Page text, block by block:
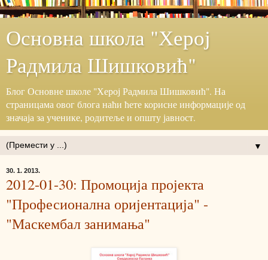
Основна школа "Херој
Радмила Шишковић"
Блог ‎Основне школе "Херој ‎Радмила Шишковић".‎ На
страницама овог блога наћи ћете корисне информације ‎од
значаја за ученике, родитеље и општу јавност.‎
▼
30. 1. 2013.
2012-01-30: Промоција пројекта
"Професионална оријентација" -
"Маскембал занимања"